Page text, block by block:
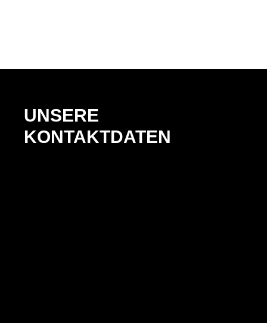
UNSERE
KONTAKTDATEN